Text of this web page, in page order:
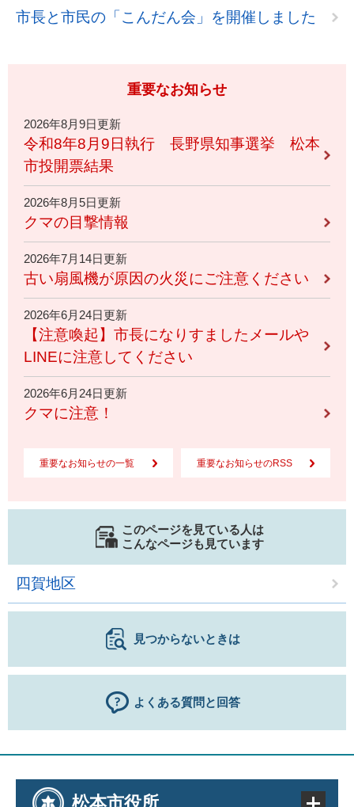
市長と市民の「こんだん会」を開催しました
重要なお知らせ
2026年8月9日更新
令和8年8月9日執行 長野県知事選挙 松本
市投開票結果
2026年8月5日更新
クマの目撃情報
2026年7月14日更新
古い扇風機が原因の火災にご注意ください
2026年6月24日更新
【注意喚起】市長になりすましたメールや
LINEに注意してください
2026年6月24日更新
クマに注意！
重要なお知らせの一覧 重要なお知らせのRSS
このページを見ている人は
こんなページも見ています
四賀地区
見つからないときは
よくある質問と回答
松本市役所